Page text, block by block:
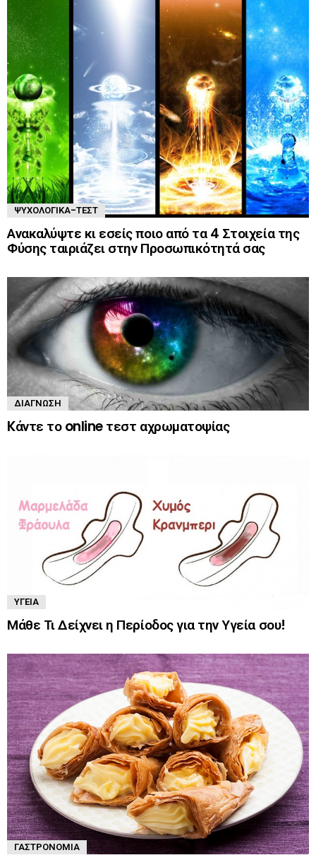
ΨΥΧΟΛΟΓΙΚΆ-ΤΈΣΤ
Ανακαλύψτε κι εσείς ποιο από τα 4 Στοιχεία της
Φύσης ταιριάζει στην Προσωπικότητά σας
ΔΙΆΓΝΩΣΗ
Kάντε το online τεστ αχρωματοψίας
ΥΓΕΊΑ
Μάθε Τι Δείχνει η Περίοδος για την Υγεία σου!
ΓΑΣΤΡΟΝΟΜΊΑ